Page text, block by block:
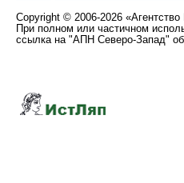
Copyright © 2006-2026
При полном или частичном
ссылка на "АПН Северо-Запад"